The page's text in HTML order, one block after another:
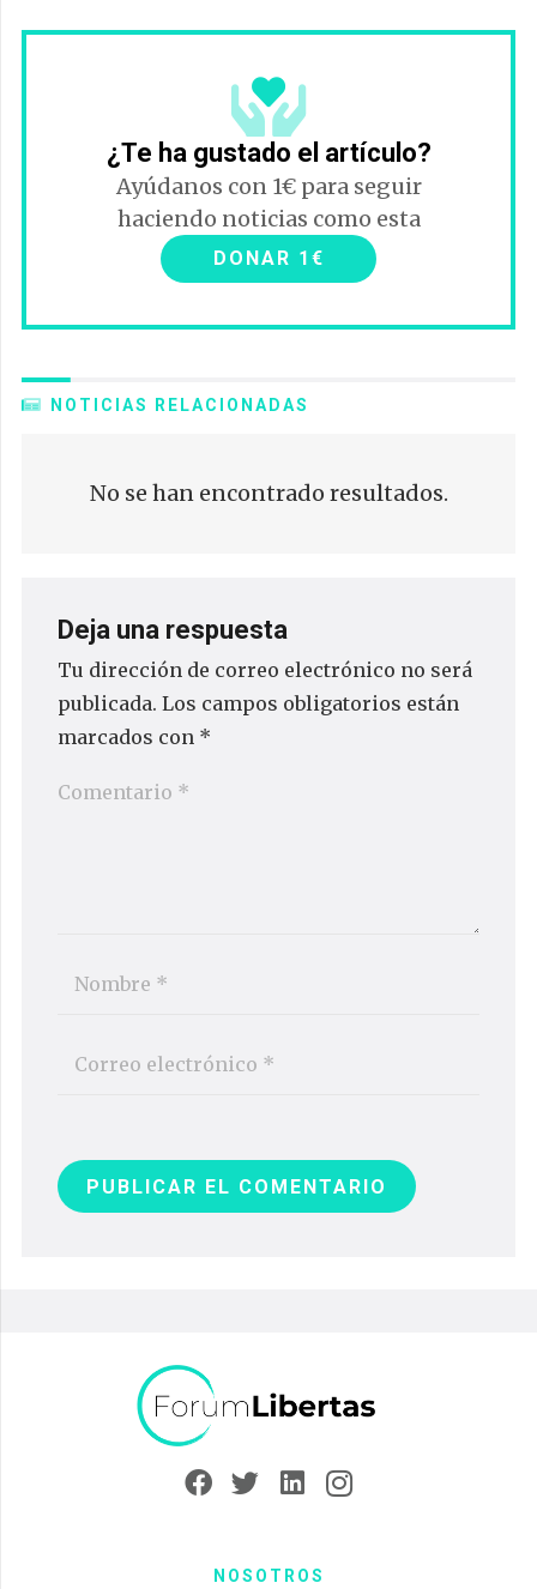
¿Te ha gustado el artículo?
Ayúdanos con 1€ para seguir
haciendo noticias como esta
DONAR 1€
NOTICIAS RELACIONADAS
No se han encontrado resultados.
Deja una respuesta
Tu dirección de correo electrónico no será
publicada. Los campos obligatorios están
marcados con *
PUBLICAR EL COMENTARIO
NOSOTROS